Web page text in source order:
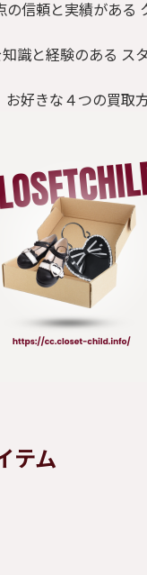
の信頼と実績がある
識と経験のある ス
好きな４つの買取
テム